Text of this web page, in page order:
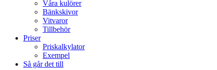
Våra kulörer
Bänkskivor
Vitvaror
Tillbehör
Priser
Priskalkylator
Exempel
Så går det till